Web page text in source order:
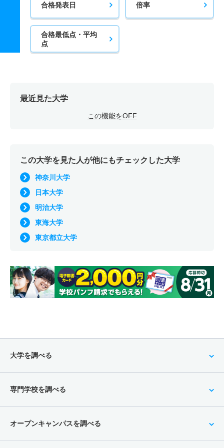
合格発表日 倍率
合格最低点・平均
点
最近見た大学
この機能をOFF
この大学を見た人が他にもチェックした大学
神奈川大学
日本大学
明治大学
東海大学
東京都立大学
大学を調べる
専門学校を調べる
オープンキャンパスを調べる